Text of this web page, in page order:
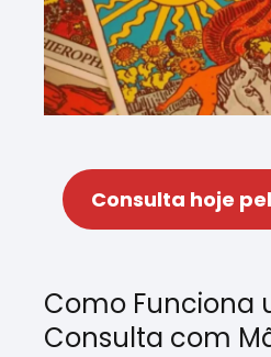
Consulta hoje
Como Funciona
Consulta com